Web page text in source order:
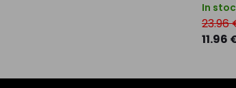
In
23.96
11.96